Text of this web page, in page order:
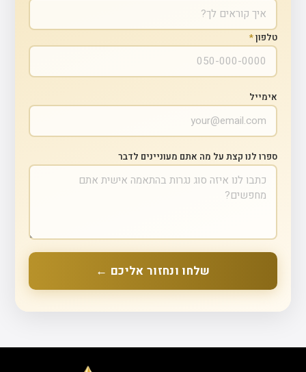
טלפון*
אימייל
ספרו לנו קצת על מה אתם מעוניינים לדבר
שלחו ונחזור אליכם ←